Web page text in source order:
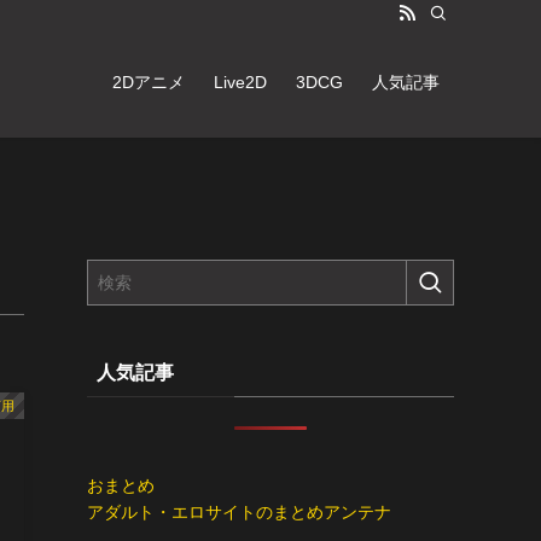
2Dアニメ Live2D 3DCG 人気記事
人気記事
おまとめ
アダルト・エロサイトのまとめアンテナ